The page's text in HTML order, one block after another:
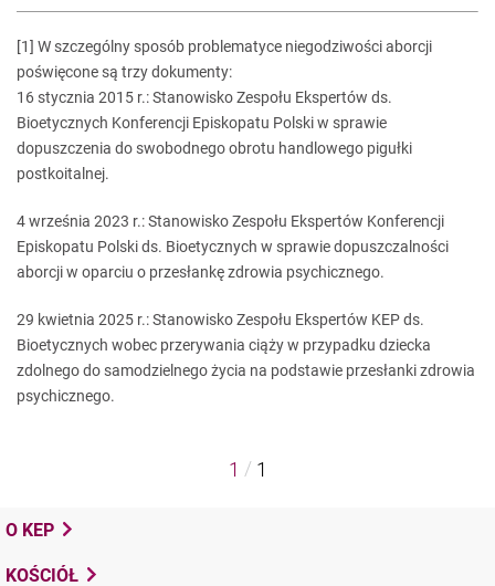
[1] W szczególny sposób problematyce niegodziwości aborcji
poświęcone są trzy dokumenty:
16 stycznia 2015 r.: Stanowisko Zespołu Ekspertów ds.
Bioetycznych Konferencji Episkopatu Polski w sprawie
dopuszczenia do swobodnego obrotu handlowego pigułki
postkoitalnej.
4 września 2023 r.: Stanowisko Zespołu Ekspertów Konferencji
Episkopatu Polski ds. Bioetycznych w sprawie dopuszczalności
aborcji w oparciu o przesłankę zdrowia psychicznego.
29 kwietnia 2025 r.: Stanowisko Zespołu Ekspertów KEP ds.
Bioetycznych wobec przerywania ciąży w przypadku dziecka
zdolnego do samodzielnego życia na podstawie przesłanki zdrowia
psychicznego.
1 / 1
O KEP
KOŚCIÓŁ